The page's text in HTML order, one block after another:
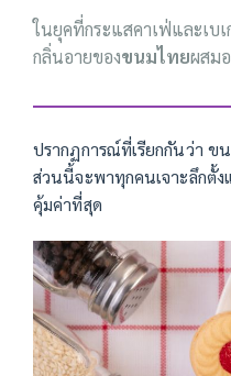
ในยุคที่กระแสคาเฟ่และเบ
กลิ่นอายของขนมไทยผสม
ปรากฏการณ์ที่เรียกกันว่า ข
ส่วนนี้จะพาทุกคนเจาะลึกตั้
คุ้มค่าที่สุด